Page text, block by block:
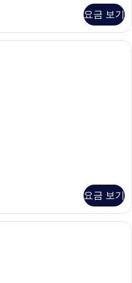
요금 보기
스위트, 바다 전망 | 미니바, 객실 내 금
요금 보기